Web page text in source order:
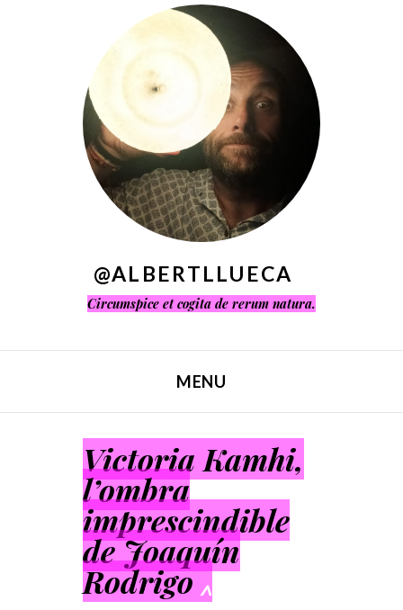
@ALBERTLLUECA
Circumspice et cogita de rerum natura.
MENU
Victoria Kamhi,
l’ombra
imprescindible
de Joaquín
Rodrigo ^